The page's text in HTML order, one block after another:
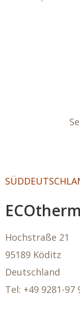
Hochstraße 21
95189 Köditz
Deutschland
Tel: +49 9281-97